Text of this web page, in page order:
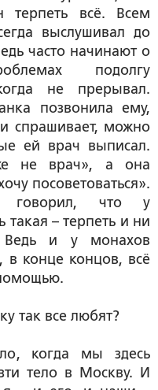
всё. Всем
выслушивал до
часто начинают о
подолгу
не прерывал.
позвонила ему,
спрашивает, можно
ей врач выписал.
не врач», а она
посоветоваться».
что у
такая – терпеть и ни
Ведь и у монахов
в конце концов, всё
так все любят?
когда мы здесь
тело в Москву. И